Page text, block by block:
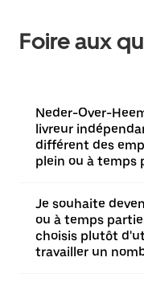
Foire aux
Neder-Over-
livreur
différent des
plein ou à temps
Je souhaite
ou à temps
choisis plutôt
travailler un